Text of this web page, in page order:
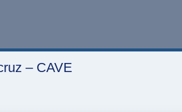
– CAVE